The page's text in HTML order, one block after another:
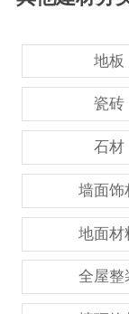
地板
瓷砖
石材
墙面饰
地面材
全屋整